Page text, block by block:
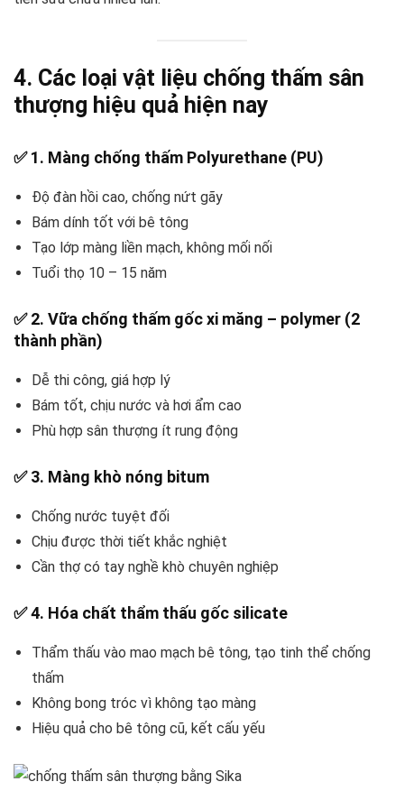
4. Các loại vật liệu chống thấm sân
thượng hiệu quả hiện nay
✅1. Màng chống thấm Polyurethane (PU)
Độ đàn hồi cao, chống nứt gãy
Bám dính tốt với bê tông
Tạo lớp màng liền mạch, không mối nối
Tuổi thọ 10 – 15 năm
✅2. Vữa chống thấm gốc xi măng – polymer (2
thành phần)
Dễ thi công, giá hợp lý
Bám tốt, chịu nước và hơi ẩm cao
Phù hợp sân thượng ít rung động
✅3. Màng khò nóng bitum
Chống nước tuyệt đối
Chịu được thời tiết khắc nghiệt
Cần thợ có tay nghề khò chuyên nghiệp
✅4. Hóa chất thẩm thấu gốc silicate
Thẩm thấu vào mao mạch bê tông, tạo tinh thể chống
thấm
Không bong tróc vì không tạo màng
Hiệu quả cho bê tông cũ, kết cấu yếu